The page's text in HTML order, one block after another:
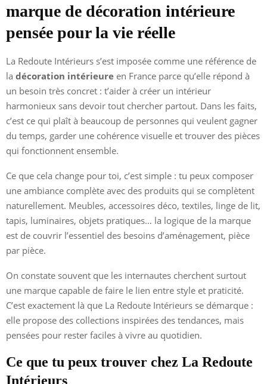
marque de décoration intérieure
pensée pour la vie réelle
La Redoute Intérieurs s’est imposée comme une référence de
la décoration intérieure en France parce qu’elle répond à
un besoin très concret : t’aider à créer un intérieur
harmonieux sans devoir tout chercher partout. Dans les faits,
c’est ce qui plaît à beaucoup de personnes qui veulent gagner
du temps, garder une cohérence visuelle et trouver des pièces
qui fonctionnent ensemble.
Ce que cela change pour toi, c’est simple : tu peux composer
une ambiance complète avec des produits qui se complètent
naturellement. Meubles, accessoires déco, textiles, linge de lit,
tapis, luminaires, objets pratiques… la logique de la marque
est de couvrir l’essentiel des besoins d’aménagement, pièce
par pièce.
On constate souvent que les internautes cherchent surtout
une marque capable de faire le lien entre style et praticité.
C’est exactement là que La Redoute Intérieurs se démarque :
elle propose des collections inspirées des tendances, mais
pensées pour rester faciles à vivre au quotidien.
Ce que tu peux trouver chez La Redoute
Intérieurs